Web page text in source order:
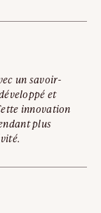
un savoir-
et
innovation
plus